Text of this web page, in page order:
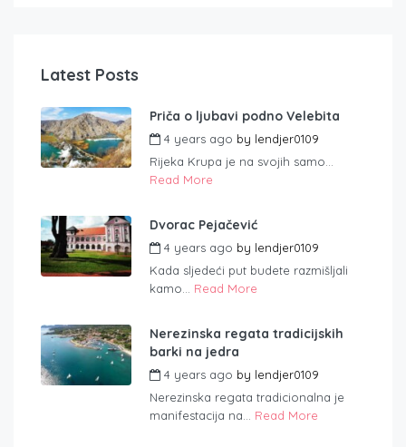
Latest Posts
Priča o ljubavi podno Velebita
4 years ago by lendjer0109
Rijeka Krupa je na svojih samo...
Read More
Dvorac Pejačević
4 years ago by lendjer0109
Kada sljedeći put budete razmišljali
kamo... Read More
Nerezinska regata tradicijskih
barki na jedra
4 years ago by lendjer0109
Nerezinska regata tradicionalna je
manifestacija na... Read More